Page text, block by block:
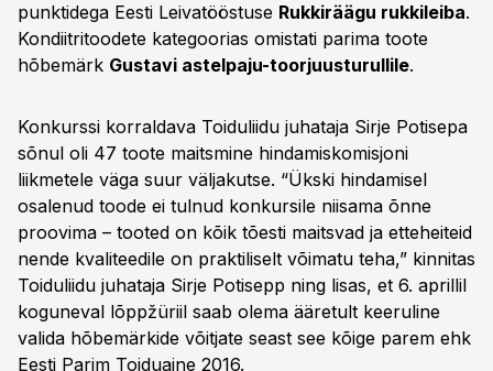
punktidega Eesti Leivatööstuse Rukkiräägu rukkileiba.
Kondiitritoodete kategoorias omistati parima toote
hõbemärk Gustavi astelpaju-toorjuusturullile.
Konkurssi korraldava Toiduliidu juhataja Sirje Potisepa
sõnul oli 47 toote maitsmine hindamiskomisjoni
liikmetele väga suur väljakutse. “Ükski hindamisel
osalenud toode ei tulnud konkursile niisama õnne
proovima – tooted on kõik tõesti maitsvad ja etteheiteid
nende kvaliteedile on praktiliselt võimatu teha,” kinnitas
Toiduliidu juhataja Sirje Potisepp ning lisas, et 6. aprillil
koguneval lõppžüriil saab olema ääretult keeruline
valida hõbemärkide võitjate seast see kõige parem ehk
Eesti Parim Toiduaine 2016.